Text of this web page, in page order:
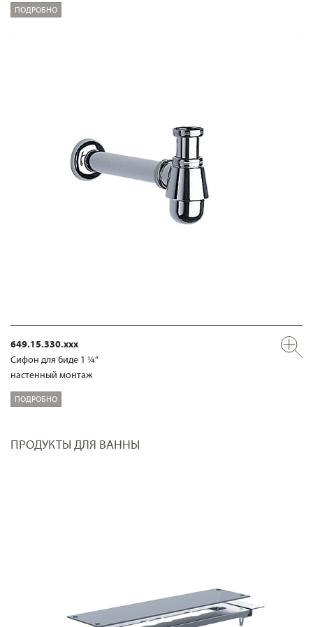
ПОДРОБНО
649.15.330.xxx
Сифон для биде 1 ¼“
настенный монтаж
ПОДРОБНО
ПРОДУКТЫ ДЛЯ ВАННЫ